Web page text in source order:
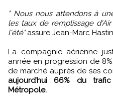
" Nous nous attendons à
les taux de remplissage
l'été"assure Jean-Marc
La compagnie aérienne
année en progression de
de marché auprès de ses
aujourd’hui 66% du
Métropole.